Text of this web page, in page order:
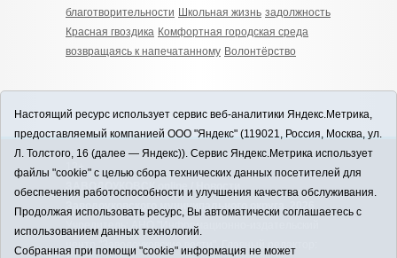
благотворительности Школьная жизнь задолжность
Красная гвоздика Комфортная городская среда
возвращаясь к напечатанному Волонтёрство
12+
ЗАВОДОУКОВСК online / Новости
Заводоуковского муниципального округа, 2026
Учредитель: АНО "Информационно-издательский
центр "Заводоуковские вести". Главный редактор:
Настоящий ресурс использует сервис веб-аналитики Яндекс.Метрика,
предоставляемый компанией ООО "Яндекс" (119021, Россия, Москва, ул.
Л. Толстого, 16 (далее — Яндекс)). Сервис Яндекс.Метрика использует
файлы "cookie" с целью сбора технических данных посетителей для
обеспечения работоспособности и улучшения качества обслуживания.
Продолжая использовать ресурс, Вы автоматически соглашаетесь с
использованием данных технологий.
Собранная при помощи "cookie" информация не может